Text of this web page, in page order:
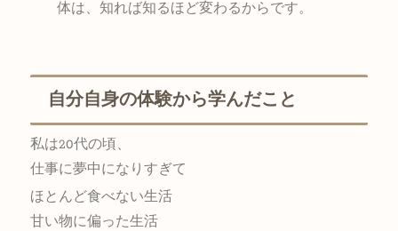
体は、知れば知るほど変わるからです。
自分自身の体験から学んだこと
私は20代の頃、
仕事に夢中になりすぎて
ほとんど食べない生活
甘い物に偏った生活